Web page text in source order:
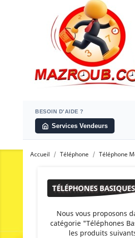
BESOIN D'AIDE ?
Services Vendeurs
Accueil Téléphone Téléphone
TÉLÉPHONES BASIQUES
Nous vous proposons
catégorie "Téléphones
les produits